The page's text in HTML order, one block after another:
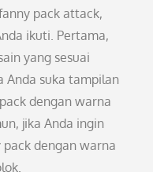
pack attack,
ikuti. Pertama,
yang sesuai
Anda suka tampilan
dengan warna
jika Anda ingin
dengan warna